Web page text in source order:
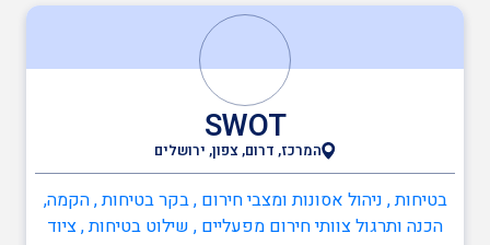
SWOT
המרכז, דרום, צפון, ירושלים
בטיחות , ניהול אסונות ומצבי חירום , בקר בטיחות , הקמה,
הכנה ותרגול צוותי חירום מפעליים , שילוט בטיחות , ציוד